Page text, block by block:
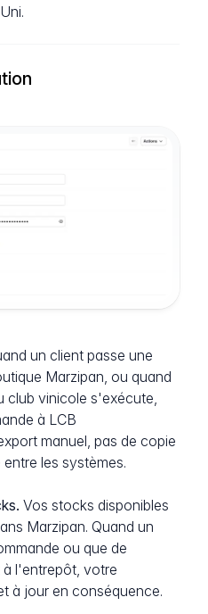
un client passe une
Marzipan, ou quand
club vinicole s'exécute,
à LCB
manuel, pas de copie
les systèmes.
Vos stocks disponibles
Marzipan. Quand un
ou que de
l'entrepôt, votre
à jour en conséquence.